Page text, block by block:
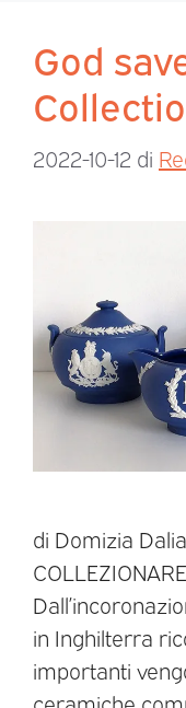
God
2022-10-12 di
di Domizia
in Inghilterra
importanti